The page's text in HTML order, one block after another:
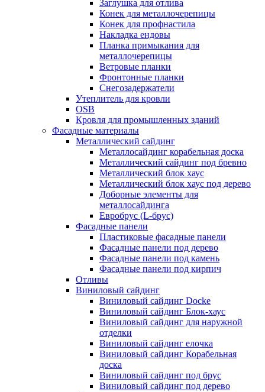
Заглушка для отлива
Конек для металлочерепицы
Конек для профнастила
Накладка ендовы
Планка примыкания для
металлочерепицы
Ветровые планки
Фронтонные планки
Снегозадержатели
Утеплитель для кровли
OSB
Кровля для промышленных зданий
Фасадные материалы
Металлический сайдинг
Металлосайдинг корабельная доска
Металлический сайдинг под бревно
Металлический блок хаус
Металлический блок хаус под дерево
Доборные элементы для
металлосайдинга
Евробрус (L-брус)
Фасадные панели
Пластиковые фасадные панели
Фасадные панели под дерево
Фасадные панели под камень
Фасадные панели под кирпич
Отливы
Виниловый сайдинг
Виниловый сайдинг Docke
Виниловый сайдинг Блок-хаус
Виниловый сайдинг для наружной
отделки
Виниловый сайдинг елочка
Виниловый сайдинг Корабельная
доска
Виниловый сайдинг под брус
Виниловый сайдинг под дерево